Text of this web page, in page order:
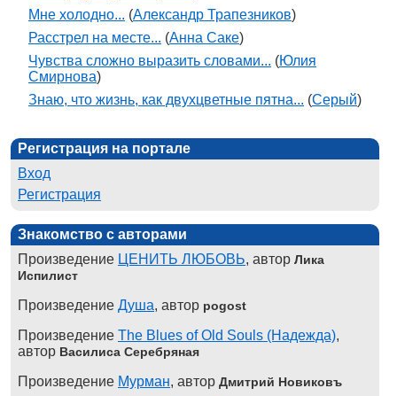
Мне холодно... (Александр Трапезников)
Расстрел на месте... (Анна Саке)
Чувства сложно выразить словами... (Юлия
Смирнова)
Знаю, что жизнь, как двухцветные пятна... (Серый)
Регистрация на портале
Вход
Регистрация
Знакомство с авторами
Произведение ЦЕНИТЬ ЛЮБОВЬ, автор Лика
Испилист
Произведение Душа, автор pogost
Произведение The Blues of Old Souls (Надежда),
автор Василиса Серебряная
Произведение Мурман, автор Дмитрий Новиковъ